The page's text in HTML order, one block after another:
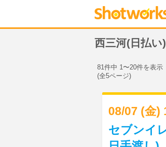
西三河(日払
81件中 1〜20件を表示
(全5ページ)
08/07 (金)
セブンイ